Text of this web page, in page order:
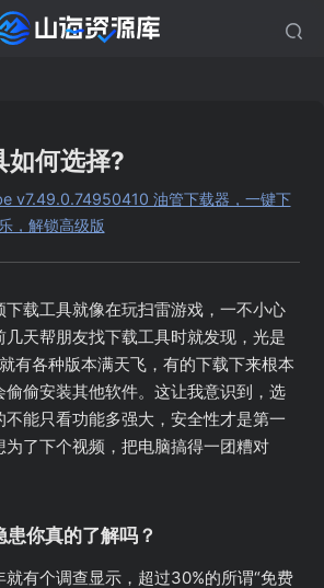
如何选择?
v7.49.0.74950410 油管下载器，一键下
，解锁高级版
载工具就像在玩扫雷游戏，一不小心
天帮朋友找下载工具时就发现，光是
有各种版本满天飞，有的下载下来根本
偷偷安装其他软件。这让我意识到，选
能只看功能多强大，安全性才是第一
了下个视频，把电脑搞得一团糟对
你真的了解吗？
有个调查显示，超过30%的所谓“免费